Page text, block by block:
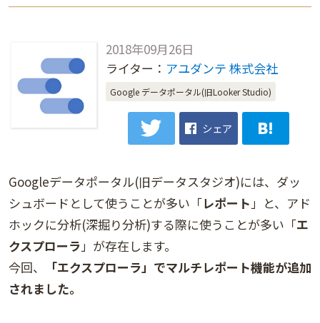
2018年09月26日
ライター： アユダンテ 株式会社
Google データポータル(旧Looker Studio)
シェア
Googleデータポータル(旧データスタジオ)には、ダッ
シュボードとして使うことが多い「レポート」と、アド
ホックに分析(深掘り分析)する際に使うことが多い「エ
クスプローラ」が存在します。
今回、
「エクスプローラ」でマルチレポート機能が追加
されました。